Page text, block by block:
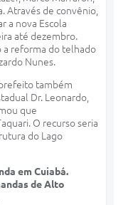
Através de convênio,
a nova Escola
até dezembro.
a reforma do telhado
Nunes.
também
Dr. Leonardo,
que
O recurso seria
do Lago
em Cuiabá.
de Alto